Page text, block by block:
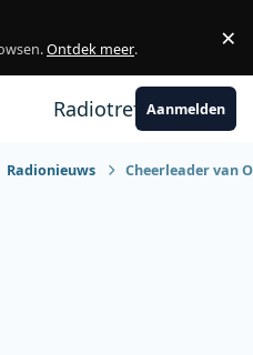
Ontdek meer. ×
RadiotrefpuntAanmelden
Radionieuws Cheerleader van